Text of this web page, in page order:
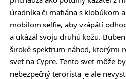
úradníka či mafiána s klobúkom
mobilom selfie, aby vzápätí
a ukázal svoju druhú kožu.
široké spektrum náhod, ktorými
svet na Cypre. Tento svet môže
nebezpečný terorista je ale